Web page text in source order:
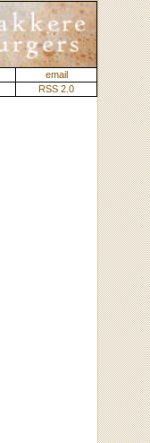
email
RSS 2.0